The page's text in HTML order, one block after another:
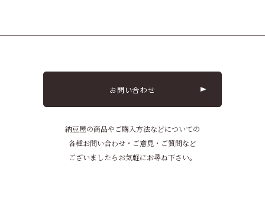
お問い合わせ
納豆屋の商品やご購入方法などについての
各種お問い合わせ・ご意見・ご質問など
ございましたらお気軽にお尋ね下さい。